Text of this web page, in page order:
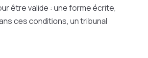
être valide : une forme écrite,
ces conditions, un tribunal